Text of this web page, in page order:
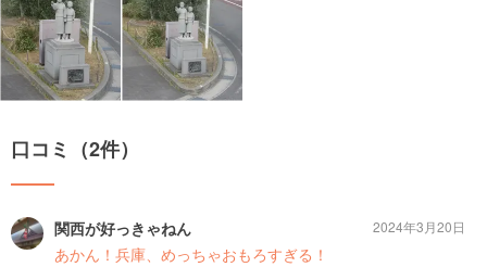
口コミ（2件）
関西が好っきゃねん
あかん！兵庫、めっちゃおもろすぎる！
2024年3月20日